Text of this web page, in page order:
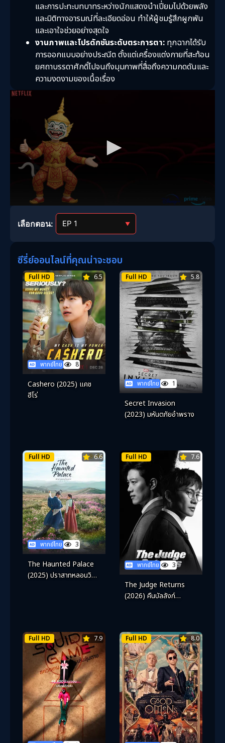
และการปะทะบทบาทระหว่างนักแสดงนำเปี่ยมไปด้วยพลัง
และมิติทางอารมณ์ที่ละเอียดอ่อน ทำให้ผู้ชมรู้สึกผูกพัน
และเอาใจช่วยอย่างสุดใจ
งานภาพและโปรดักชันระดับตระการตา: ทุกฉากได้รับ
การออกแบบอย่างประณีต ตั้งแต่เครื่องแต่งกายที่สะท้อน
ยศถาบรรดาศักดิ์ไปจนถึงมุมภาพที่สื่อถึงความกดดันและ
ความงดงามของเนื้อเรื่อง
เลือกตอน: ▼
ซีรี่ย์ออนไลน์ที่คุณน่าจะชอบ
Full HD 6.5
พากย์ไทย 8
Cashero (2025) แคช
ฮีโร่
Full HD 5.8
พากย์ไทย 1
Secret Invasion
(2023) มหันตภัยอำพราง
Full HD 6.6
พากย์ไทย 3
The Haunted Palace
(2025) ปราสาทหลอนวิ
Full HD 7.6
พากย์ไทย 3
The Judge Returns
(2026) คืนบัลลังก์
Full HD 7.9 Full HD 8.0